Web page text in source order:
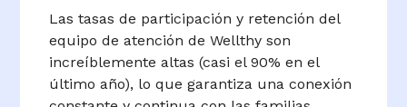
Las tasas de participación y retención del
equipo de atención de Wellthy son
increíblemente altas (casi el 90% en el
último año), lo que garantiza una conexión